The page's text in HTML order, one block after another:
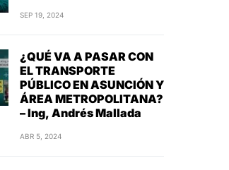
SEP 19, 2024
¿QUÉ VA A PASAR CON
EL TRANSPORTE
PÚBLICO EN ASUNCIÓN Y
ÁREA METROPOLITANA?
– Ing, Andrés Mallada
ABR 5, 2024